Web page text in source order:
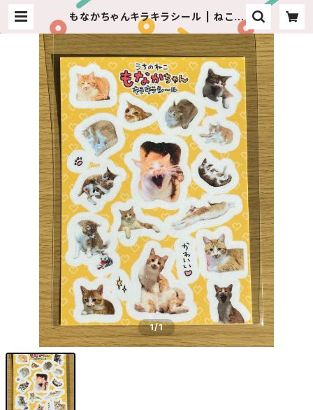
もなかちゃんキラキラシール | ねこち
ゃんのおみせ
1/1